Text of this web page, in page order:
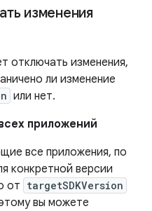
изменения
отключать изменения,
ли изменение
или нет.
приложений
все приложения, по
конкретной версии
от targetSDKVersion
вы можете